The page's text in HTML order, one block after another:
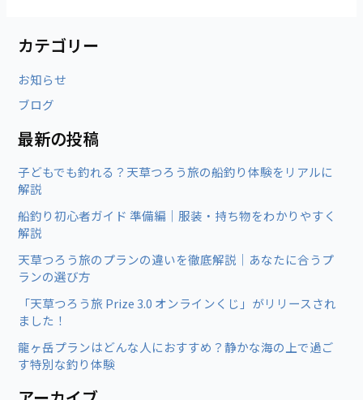
カテゴリー
お知らせ
ブログ
最新の投稿
子どもでも釣れる？天草つろう旅の船釣り体験をリアルに
解説
船釣り初心者ガイド 準備編｜服装・持ち物をわかりやすく
解説
天草つろう旅のプランの違いを徹底解説｜あなたに合うプ
ランの選び方
「天草つろう旅 Prize 3.0 オンラインくじ」がリリースされ
ました！
龍ヶ岳プランはどんな人におすすめ？静かな海の上で過ご
す特別な釣り体験